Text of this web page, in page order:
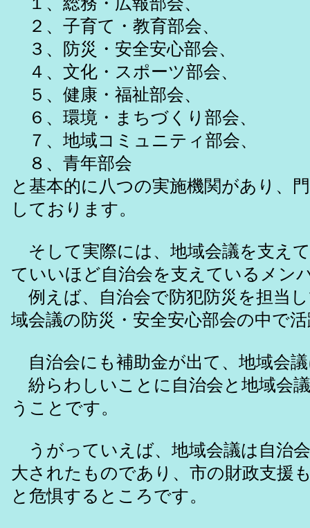
２、子育て・教育部会、
３、防災・安全安心部会、
４、文化・スポーツ部会、
５、健康・福祉部会、
６、環境・まちづくり部会、
７、地域コミュニティ部会、
８、青年部会
と基本的に八つの実施機関があり、
しております。
そして実際には、地域会議を支え
ていいほど自治会を支えているメン
例えば、自治会で防犯防災を担当
域会議の防災・安全安心部会の中で
自治会にも補助金が出て、地域会
紛らわしいことに自治会と地域会
うことです。
うがっていえば、地域会議は自治
大されたものであり、市の財政支援
と危惧するところです。